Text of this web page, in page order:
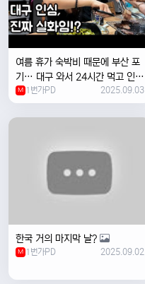
여름 휴가 숙박비 때문에 부산 포
기… 대구 와서 24시간 먹고 인생
위로받았습니다
M 1번가PD 2025.09.03
한국 거의 마지막 날?
M 1번가PD 2025.09.02